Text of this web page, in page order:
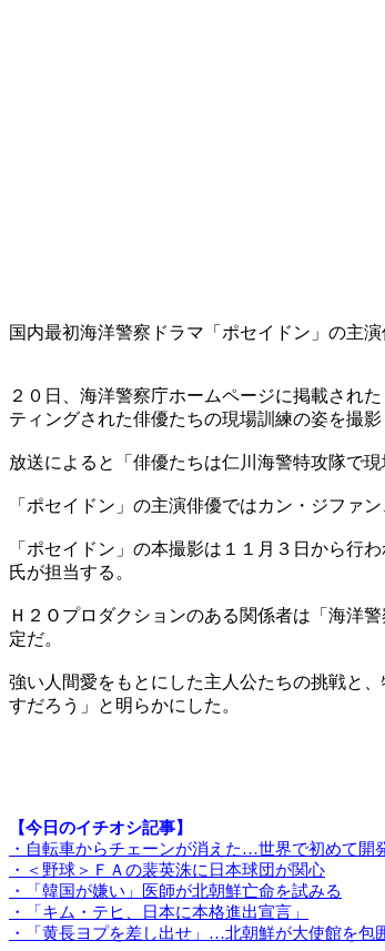
国内最初海洋警察ドラマ「ポセイドン」の主
２０日、海洋警察庁ホームページに掲載され
ティングされた俳優たちの現場訓練の姿を撮
放送によると「俳優たちは仁川海警特攻隊で
「ポセイドン」の主演俳優ではカン・ジファ
「ポセイドン」の本撮影は１１月３日から行
氏が担当する。
Ｈ２Ｏプロダクションのある関係者は「海洋
定だ。
強い人間愛をもとにした主人公たちの挑戦と
すだろう」と明らかにした。
【今日のイチオシ記事】
・自転車からチェーンが消えた…世界で初めて開
・＜野球＞ＦＡの裴英洙に日本球団が関心
・「韓国が嫌い」医師が北朝鮮亡命を試みる
・「キム・テヒ、日本に本格進出宣言」
・「黄長ヨプを差し出せ」…北朝鮮が大使館を包